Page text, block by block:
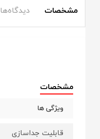
مشخصات دیدگاه‌ها
مشخصات
ویژگی ها
قابلیت جداسازی